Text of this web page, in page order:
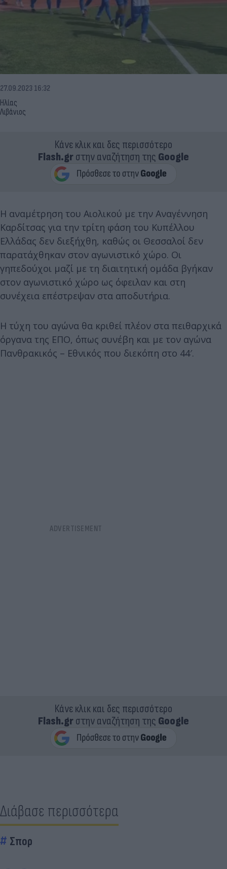
Ηλίας
Λιβάνιος
27.09.2023 16:32
Κάνε κλικ και δες περισσότερο
Flash.grστην αναζήτηση της Google
Η αναμέτρηση του Αιολικού με την Αναγέννηση
Καρδίτσας για την τρίτη φάση του Κυπέλλου
Ελλάδας δεν διεξήχθη, καθώς οι Θεσσαλοί δεν
παρατάχθηκαν στον αγωνιστικό χώρο. Οι
γηπεδούχοι μαζί με τη διαιτητική ομάδα βγήκαν
στον αγωνιστικό χώρο ως όφειλαν και στη
συνέχεια επέστρεψαν στα αποδυτήρια.
Η τύχη του αγώνα θα κριθεί πλέον στα πειθαρχικά
όργανα της ΕΠΟ, όπως συνέβη και με τον αγώνα
Πανθρακικός – Εθνικός που διεκόπη στο 44′.
Κάνε κλικ και δες περισσότερο
Flash.grστην αναζήτηση της Google
Διάβασε περισσότερα
Σπορ